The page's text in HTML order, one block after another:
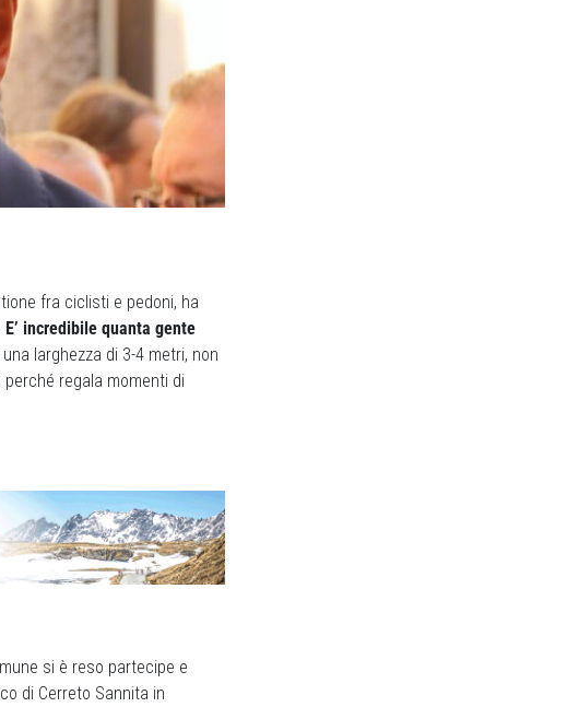
fra ciclisti e pedoni, ha
incredibile quanta gente
una larghezza di 3-4 metri, non
regala momenti di
si è reso partecipe e
di Cerreto Sannita in